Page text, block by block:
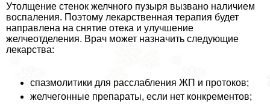
Утолщение стенок желчного пузыря вызвано наличием
воспаления. Поэтому лекарственная терапия будет
направлена на снятие отека и улучшение
желчеотделения. Врач может назначить следующие
лекарства:
спазмолитики для расслабления ЖП и протоков;
желчегонные препараты, если нет конкрементов;